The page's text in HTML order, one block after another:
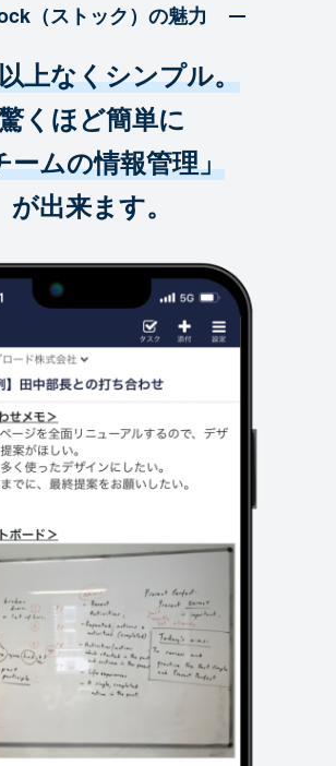
（ストック）の魅力
上なくシンプル。
くほど簡単に
ームの情報管理」
が出来ます。